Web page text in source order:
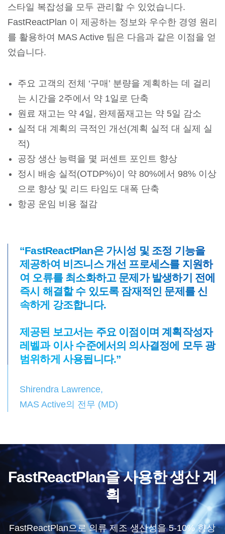
스타일 복잡성을 모두 관리할 수 있었습니다.
FastReactPlan 이 제공하는 정보와 우수한 경영 원리
를 활용하여 MAS Active 팀은 다음과 같은 이점을 얻
었습니다.
주요 고객의 전체 ‘구매’ 분량을 계획하는 데 걸리
는 시간을 2주에서 약 1일로 단축
원료 재고는 약 4일, 완제품재고는 약 5일 감소
실적 대 계획의 극적인 개선(계획 실적 대 실제 실
적)
공장 생산 능력을 몇 퍼센트 포인트 향상
정시 배송 실적(OTDP%)이 약 80%에서 98% 이상
으로 향상 및 리드 타임도 대폭 단축
항공 운임 비용 절감
“FastReactPlan은 가시성 및 조정 기능을
제공하여 비즈니스 개선 프로세스를 지원하
여 오류를 최소화하고 문제가 발생하기 전에
즉시 해결할 수 있도록 잠재적인 문제를 신
속하게 강조합니다.
제공된 보고서는 주요 이점이며 계획작성자
레벨과 이사 수준에서의 의사결정에 모두 광
범위하게 사용됩니다.”
Shirendra Lawrence,
MAS Active의 전무 (MD)
FastReactPlan을 사용한 생산 계
획
FastReactPlan으로 의류 제조 생산성을 5-10% 향상